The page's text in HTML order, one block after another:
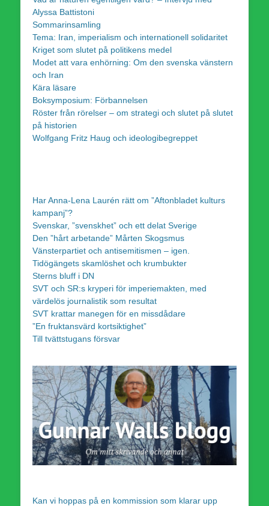
Alyssa Battistoni
Sommarinsamling
Tema: Iran, imperialism och internationell solidaritet
Kriget som slutet på politikens medel
Modet att vara enhörning: Om den svenska vänstern
och Iran
Kära läsare
Boksymposium: Förbannelsen
Röster från rörelser – om strategi och slutet på slutet
på historien
Wolfgang Fritz Haug och ideologibegreppet
Har Anna-Lena Laurén rätt om ”Aftonbladet kulturs
kampanj”?
Svenskar, ”svenskhet” och ett delat Sverige
Den ”hårt arbetande” Mårten Skogsmus
Vänsterpartiet och antisemitismen – igen.
Tidögängets skamlöshet och krumbukter
Sterns bluff i DN
SVT och SR:s kryperi för imperiemakten, med
värdelös journalistik som resultat
SVT krattar manegen för en missdådare
”En fruktansvärd kortsiktighet”
Till tvättstugans försvar
Kan vi hoppas på en kommission som klarar upp